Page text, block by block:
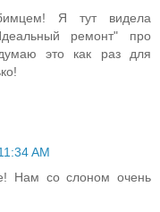
Я тут видела
ремонт" про
это как раз для
AM
Нам со слоном очень